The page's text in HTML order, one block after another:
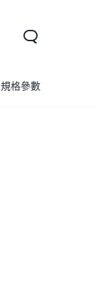
規格參數